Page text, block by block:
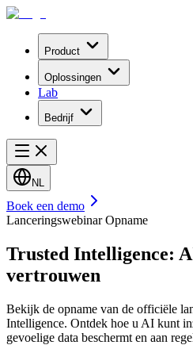
Product
Oplossingen
Lab
Bedrijf
NL
Boek een demo
Lanceringswebinar Opname
Trusted Intelligence:
vertrouwen
Bekijk de opname van de officiële
Intelligence. Ontdek hoe u AI kunt
gevoelige data beschermt en aan